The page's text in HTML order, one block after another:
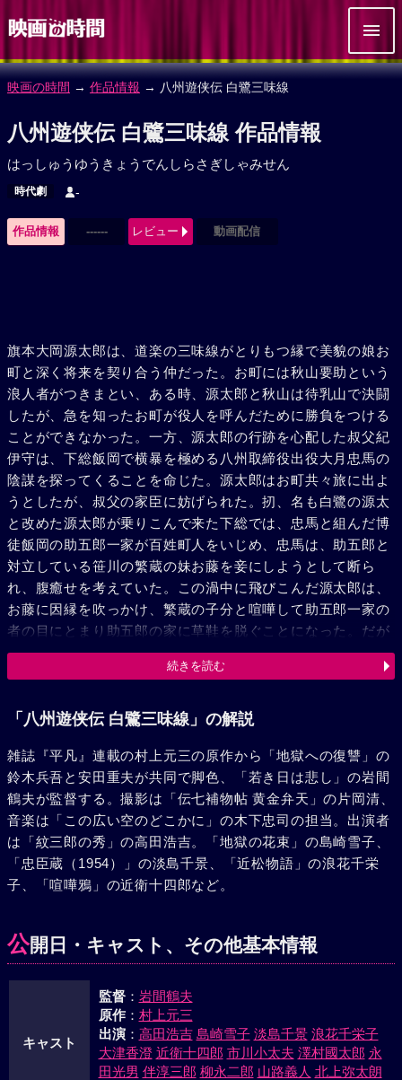
映画の時間 → 作品情報 → 八州遊侠伝 白鷺三味線
八州遊侠伝 白鷺三味線 作品情報
はっしゅうゆうきょうでんしらさぎしゃみせん
時代劇 -
作品情報 ------ レビュー 動画配信
旗本大岡源太郎は、道楽の三味線がとりもつ縁で美貌の娘お
町と深く将来を契り合う仲だった。お町には秋山要助という
浪人者がつきまとい、ある時、源太郎と秋山は待乳山で決闘
したが、急を知ったお町が役人を呼んだために勝負をつける
ことができなかった。一方、源太郎の行跡を心配した叔父紀
伊守は、下総飯岡で横暴を極める八州取締役出役大月忠馬の
陰謀を探ってくることを命じた。源太郎はお町共々旅に出よ
うとしたが、叔父の家臣に妨げられた。扨、名も白鷺の源太
と改めた源太郎が乗りこんで来た下総では、忠馬と組んだ博
徒飯岡の助五郎一家が百姓町人をいじめ、忠馬は、助五郎と
対立している笹川の繁蔵の妹お藤を妾にしようとして断ら
れ、腹癒せを考えていた。この渦中に飛びこんだ源太郎は、
お藤に因縁を吹っかけ、繁蔵の子分と喧嘩して助五郎一家の
者の目にとまり助五郎の家に草鞋を脱ぐことになった。だが
やがて、源太郎は忠馬に云い寄られているお藤を救ったこと
で、逆に助五郎達に怪しまれた。その頃お町は源太郎を追っ
居た。助五郎一家が繁蔵一家に殴りこむ日、忠馬は、源太郎
袖峠に向わせた。だがそこで見たものは秋山要助と源太郎の
激しい一騎打ちだった。その頃利根の河原では、沈々たる静
寂の中に飯岡、笹川両一家の戦機が刻々と迫っていた。
続きを読む
「八州遊侠伝 白鷺三味線」の解説
雑誌『平凡』連載の村上元三の原作から「地獄への復讐」の
鈴木兵吾と安田重夫が共同で脚色、「若き日は悲し」の岩間
鶴夫が監督する。撮影は「伝七補物帖 黄金弁天」の片岡清、
音楽は「この広い空のどこかに」の木下忠司の担当。出演者
は「紋三郎の秀」の高田浩吉。「地獄の花束」の島崎雪子、
「忠臣蔵（1954）」の淡島千景、「近松物語」の浪花千栄
子、「喧嘩鴉」の近衛十四郎など。
公開日・キャスト、その他基本情報
キャスト
監督： 岩間鶴夫
原作： 村上元三
出演： 高田浩吉 島崎雪子 淡島千景 浪花千栄子
大津香澄 近衛十四郎 市川小太夫 澤村國太郎 永
田光男 伴淳三郎 柳永二郎 山路義人 北上弥太朗